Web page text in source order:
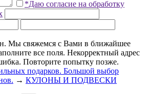
*Даю согласие на обработку
Мы свяжемся с Вами в ближайшее
все поля. Некорректный адрес
Повторите попытку позже.
подарков. Большой выбор
→ КУЛОНЫ И ПОДВЕСКИ